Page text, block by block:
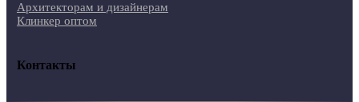
Архитекторам и дизайнерам
Клинкер оптом
Контакты